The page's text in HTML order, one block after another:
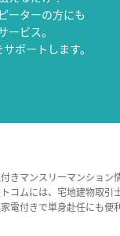
ーターの方にも
ービス。
ポートします。
きマンスリーマンション
コムには、宅地建物取
電付きで単身赴任にも便利